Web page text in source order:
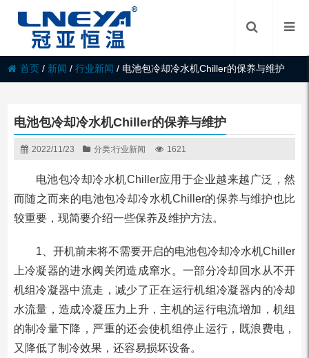
首页 / 新闻 /行业新闻 / 电池包冷却冷水机Chiller的保养与维护
电池包冷却冷水机Chiller的保养与维护
2022/11/23 分类:行业新闻 1621
电池包冷却冷水机Chiller应用于企业越来越广泛，然
而随之而来的电池包冷却冷水机Chiller的保养与维护也比
较重要，现简要介绍一些保养及维护方法。
1、开机前未将不需要开启的电池包冷却冷水机Chiller
上冷凝器的进水阀关闭造成窜水。一部分冷却回水从不开
机组冷凝器中流走，减少了正在运行机组冷凝器内的冷却
水流量，造成冷凝压力上升，主机的运行电流增加，机组
的制冷量下降，严重的还会使机组停止运行，既浪费电，
又降低了制冷效果，还容易损坏设备。